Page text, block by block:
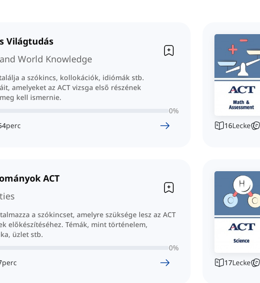
Világtudás
World Knowledge
a szókincs, kollokációk, idiómák stb.
amelyeket az ACT vizsga első részének
kell ismernie.
0%
perc
16Lecke
ACT
a szókincset, amelyre szüksége lesz az ACT
előkészítéséhez. Témák, mint történelem,
üzlet stb.
0%
perc
17Lecke